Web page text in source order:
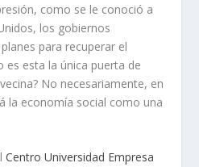
como se le conoció a
los gobiernos
para recuperar el
es esta la única puerta de
No necesariamente, en
la economía social como una
Centro Universidad Empresa